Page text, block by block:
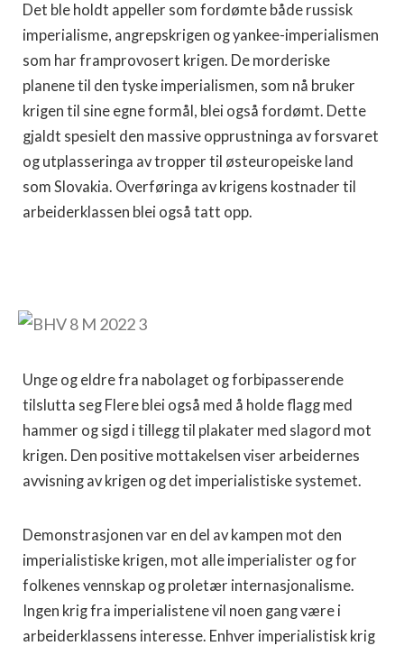
Det ble holdt appeller som fordømte både russisk
imperialisme, angrepskrigen og yankee-imperialismen
som har framprovosert krigen. De morderiske
planene til den tyske imperialismen, som nå bruker
krigen til sine egne formål, blei også fordømt. Dette
gjaldt spesielt den massive opprustninga av forsvaret
og utplasseringa av tropper til østeuropeiske land
som Slovakia. Overføringa av krigens kostnader til
arbeiderklassen blei også tatt opp.
Unge og eldre fra nabolaget og forbipasserende
tilslutta seg Flere blei også med å holde flagg med
hammer og sigd i tillegg til plakater med slagord mot
krigen. Den positive mottakelsen viser arbeidernes
avvisning av krigen og det imperialistiske systemet.
Demonstrasjonen var en del av kampen mot den
imperialistiske krigen, mot alle imperialister og for
folkenes vennskap og proletær internasjonalisme.
Ingen krig fra imperialistene vil noen gang være i
arbeiderklassens interesse. Enhver imperialistisk krig